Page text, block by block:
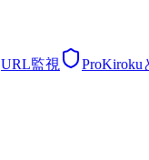
URL監視 ProKiroku